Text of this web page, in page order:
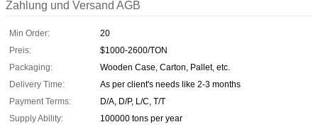
Zahlung und Versand AGB
Min Order:
20
Preis:
$1000-2600/TON
Packaging:
Wooden Case, Carton, Pallet, etc.
Delivery Time:
As per client's needs like 2-3 months
Payment Terms:
D/A, D/P, L/C, T/T
Supply Ability:
100000 tons per year